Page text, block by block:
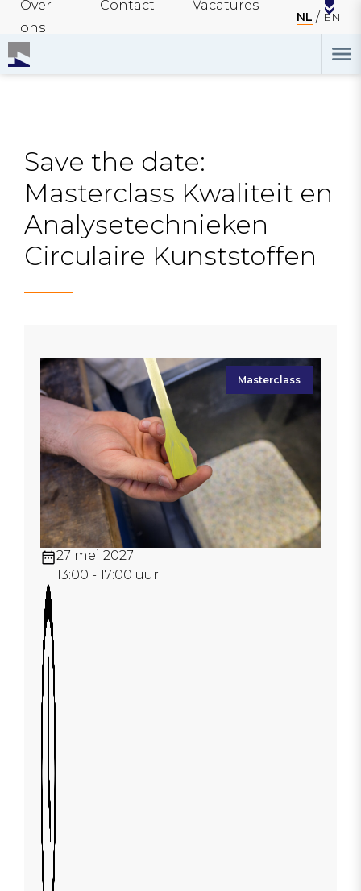
Over
ons
Contact Vacatures
NL EN
Save the date:
Masterclass Kwaliteit en
Analysetechnieken
Circulaire Kunststoffen
27 mei 2027
13:00 - 17:00 uur
Masterclass